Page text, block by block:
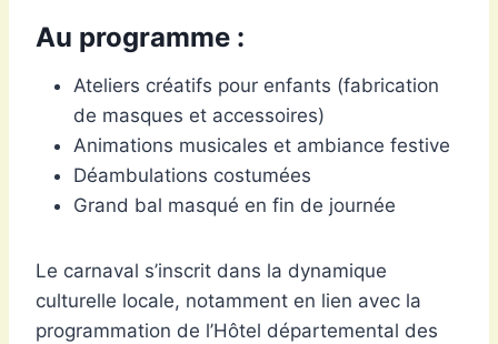
Au programme :
Ateliers créatifs pour enfants (fabrication
de masques et accessoires)
Animations musicales et ambiance festive
Déambulations costumées
Grand bal masqué en fin de journée
Le carnaval s’inscrit dans la dynamique
culturelle locale, notamment en lien avec la
programmation de l’Hôtel départemental des